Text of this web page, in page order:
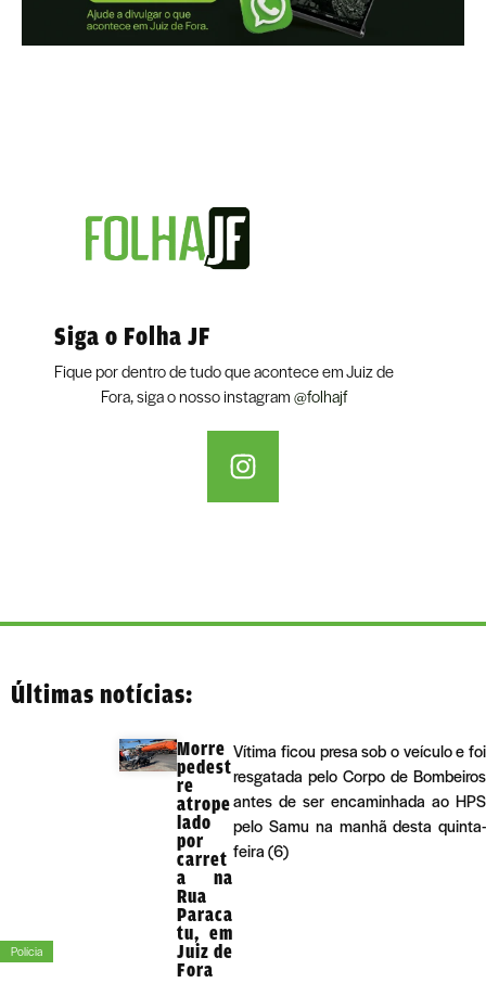
Siga o Folha JF
Fique por dentro de tudo que acontece em Juiz de
Fora, siga o nosso instagram@folhajf
Últimas notícias:
Polícia
Morre
pedest
re
atrope
lado
por
carret
a na
Rua
Paraca
tu, em
Juiz de
Fora
Vítima ficou presa sob o veículo e foi
resgatada pelo Corpo de Bombeiros
antes de ser encaminhada ao HPS
pelo Samu na manhã desta quinta-
feira (6)